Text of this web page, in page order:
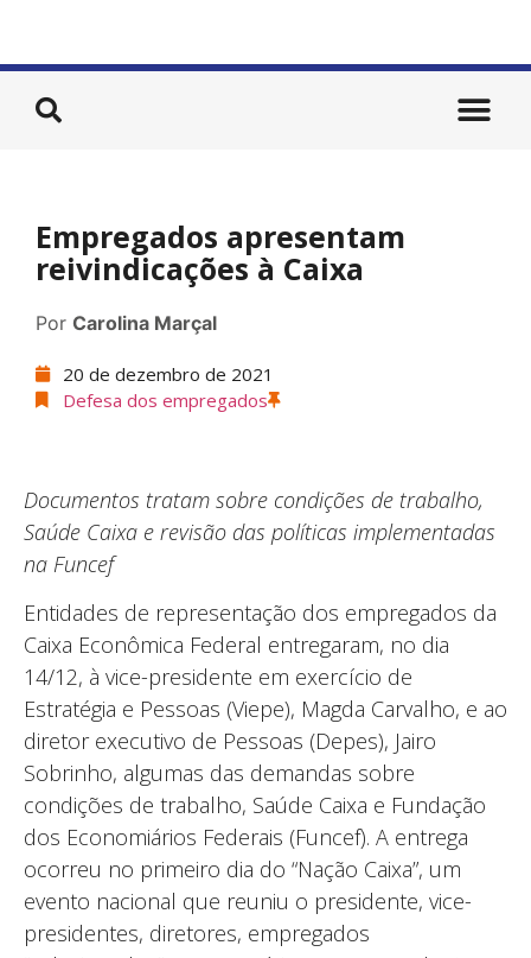
Empregados apresentam
reivindicações à Caixa
Por Carolina Marçal
20 de dezembro de 2021
Defesa dos empregados
Documentos tratam sobre condições de trabalho,
Saúde Caixa e revisão das políticas implementadas
na Funcef
Entidades de representação dos empregados da
Caixa Econômica Federal entregaram, no dia
14/12, à vice-presidente em exercício de
Estratégia e Pessoas (Viepe), Magda Carvalho, e ao
diretor executivo de Pessoas (Depes), Jairo
Sobrinho, algumas das demandas sobre
condições de trabalho, Saúde Caixa e Fundação
dos Economiários Federais (Funcef). A entrega
ocorreu no primeiro dia do “Nação Caixa”, um
evento nacional que reuniu o presidente, vice-
presidentes, diretores, empregados